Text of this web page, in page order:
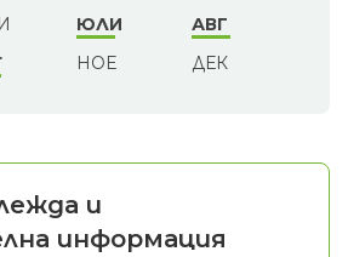
ЮЛИ
АВГ
НОЕ ДЕК
и
информация